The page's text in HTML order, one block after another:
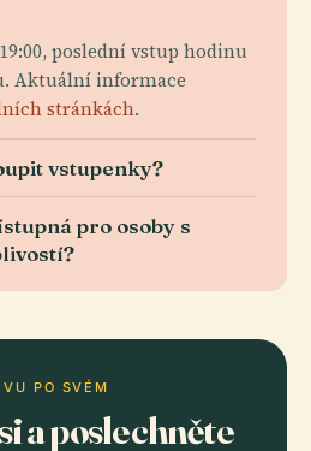
poslední vstup hodinu
Aktuální informace
stránkách.
vstupenky?
pro osoby s
PO SVÉM
a poslechněte